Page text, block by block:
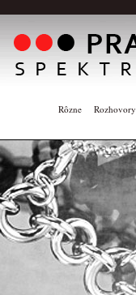
Rôzne Rozhovory